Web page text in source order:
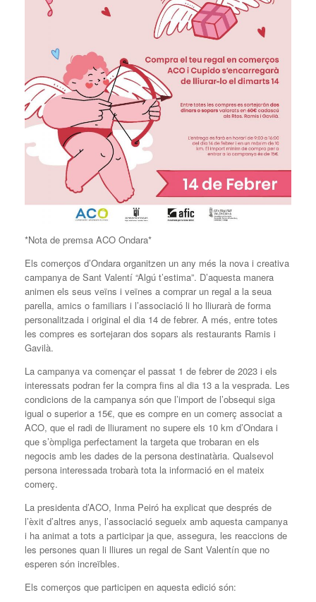
*Nota de premsa ACO Ondara*
Els comerços d’Ondara organitzen un any més la nova i creativa
campanya de Sant Valentí “Algú t’estima”. D’aquesta manera
animen els seus veïns i veïnes a comprar un regal a la seua
parella, amics o familiars i l’associació li ho lliurarà de forma
personalitzada i original el dia 14 de febrer. A més, entre totes
les compres es sortejaran dos sopars als restaurants Ramis i
Gavilà.
La campanya va començar el passat 1 de febrer de 2023 i els
interessats podran fer la compra fins al dia 13 a la vesprada. Les
condicions de la campanya són que l’import de l’obsequi siga
igual o superior a 15€, que es compre en un comerç associat a
ACO, que el radi de lliurament no supere els 10 km d’Ondara i
que s’òmpliga perfectament la targeta que trobaran en els
negocis amb les dades de la persona destinatària. Qualsevol
persona interessada trobarà tota la informació en el mateix
comerç.
La presidenta d’ACO, Inma Peiró ha explicat que després de
l’èxit d’altres anys, l’associació segueix amb aquesta campanya
i ha animat a tots a participar ja que, assegura, les reaccions de
les persones quan li lliures un regal de Sant Valentín que no
esperen són increïbles.
Els comerços que participen en aquesta edició són: